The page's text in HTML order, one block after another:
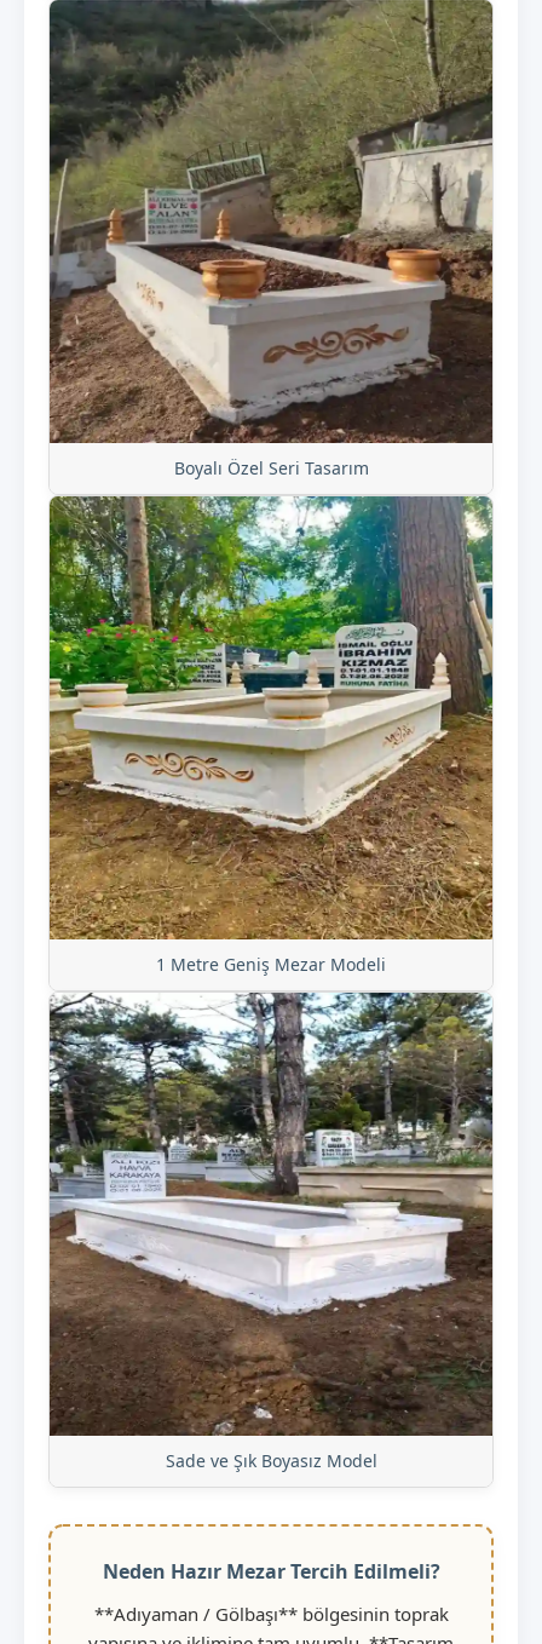
Boyalı Özel Seri Tasarım
1 Metre Geniş Mezar Modeli
Sade ve Şık Boyasız Model
Neden Hazır Mezar Tercih Edilmeli?
**Adıyaman / Gölbaşı** bölgesinin toprak